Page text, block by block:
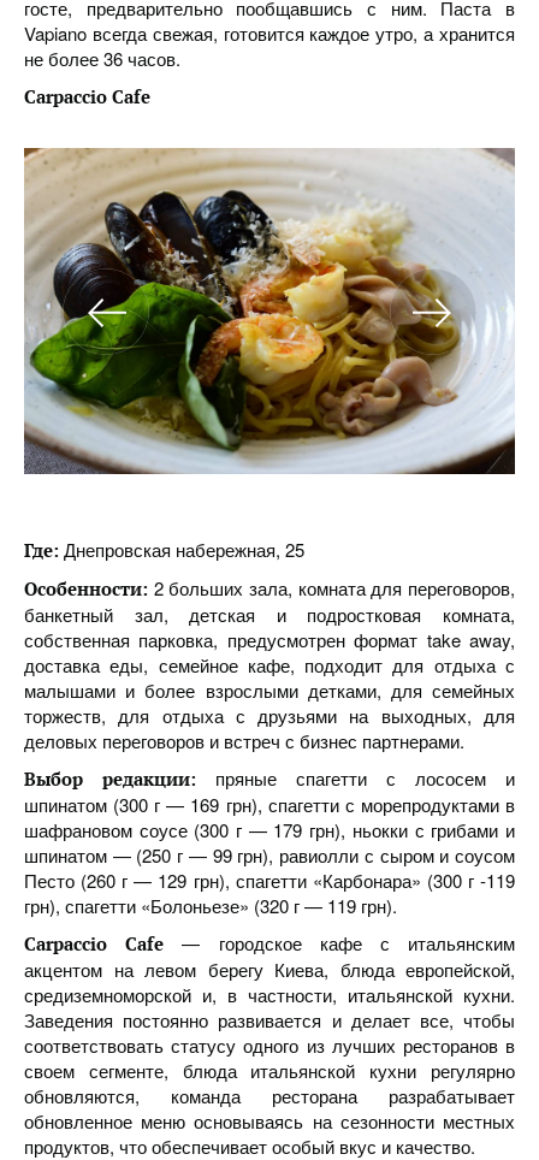
госте, предварительно пообщавшись с ним. Паста в
Vapiano всегда свежая, готовится каждое утро, а хранится
не более 36 часов.
Carpaccio Cafe
Где: Днепровская набережная, 25
Особенности: 2 больших зала, комната для переговоров,
банкетный зал, детская и подростковая комната,
собственная парковка, предусмотрен формат take away,
доставка еды, семейное кафе, подходит для отдыха с
малышами и более взрослыми детками, для семейных
торжеств, для отдыха с друзьями на выходных, для
деловых переговоров и встреч с бизнес партнерами.
Выбор редакции: пряные спагетти с лососем и
шпинатом (300 г — 169 грн), спагетти с морепродуктами в
шафрановом соусе (300 г — 179 грн), ньокки с грибами и
шпинатом — (250 г — 99 грн), равиолли с сыром и соусом
Песто (260 г — 129 грн), спагетти «Карбонара» (300 г -119
грн), спагетти «Болоньезе» (320 г — 119 грн).
Carpaccio Cafe — городское кафе с итальянским
акцентом на левом берегу Киева, блюда европейской,
средиземноморской и, в частности, итальянской кухни.
Заведения постоянно развивается и делает все, чтобы
соответствовать статусу одного из лучших ресторанов в
своем сегменте, блюда итальянской кухни регулярно
обновляются, команда ресторана разрабатывает
обновленное меню основываясь на сезонности местных
продуктов, что обеспечивает особый вкус и качество.